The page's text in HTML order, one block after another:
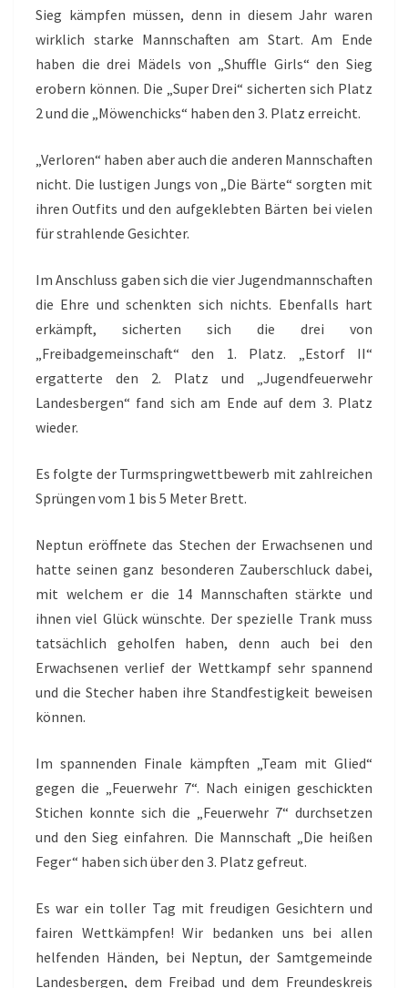
Sieg kämpfen müssen, denn in diesem Jahr waren
wirklich starke Mannschaften am Start. Am Ende
haben die drei Mädels von „Shuffle Girls“ den Sieg
erobern können. Die „Super Drei“ sicherten sich Platz
2 und die „Möwenchicks“ haben den 3. Platz erreicht.
„Verloren“ haben aber auch die anderen Mannschaften
nicht. Die lustigen Jungs von „Die Bärte“ sorgten mit
ihren Outfits und den aufgeklebten Bärten bei vielen
für strahlende Gesichter.
Im Anschluss gaben sich die vier Jugendmannschaften
die Ehre und schenkten sich nichts. Ebenfalls hart
erkämpft, sicherten sich die drei von
„Freibadgemeinschaft“ den 1. Platz. „Estorf II“
ergatterte den 2. Platz und „Jugendfeuerwehr
Landesbergen“ fand sich am Ende auf dem 3. Platz
wieder.
Es folgte der Turmspringwettbewerb mit zahlreichen
Sprüngen vom 1 bis 5 Meter Brett.
Neptun eröffnete das Stechen der Erwachsenen und
hatte seinen ganz besonderen Zauberschluck dabei,
mit welchem er die 14 Mannschaften stärkte und
ihnen viel Glück wünschte. Der spezielle Trank muss
tatsächlich geholfen haben, denn auch bei den
Erwachsenen verlief der Wettkampf sehr spannend
und die Stecher haben ihre Standfestigkeit beweisen
können.
Im spannenden Finale kämpften „Team mit Glied“
gegen die „Feuerwehr 7“. Nach einigen geschickten
Stichen konnte sich die „Feuerwehr 7“ durchsetzen
und den Sieg einfahren. Die Mannschaft „Die heißen
Feger“ haben sich über den 3. Platz gefreut.
Es war ein toller Tag mit freudigen Gesichtern und
fairen Wettkämpfen! Wir bedanken uns bei allen
helfenden Händen, bei Neptun, der Samtgemeinde
Landesbergen, dem Freibad und dem Freundeskreis